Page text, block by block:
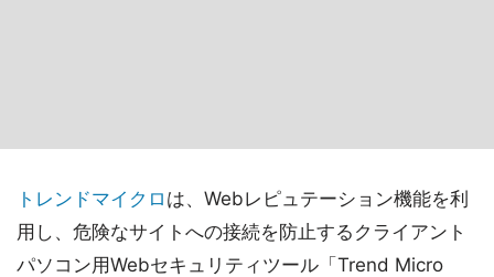
トレンドマイクロ は、Webレピュテーション機能を利
用し、危険なサイトへの接続を防止するクライアント
パソコン用Webセキュリティツール「Trend Micro